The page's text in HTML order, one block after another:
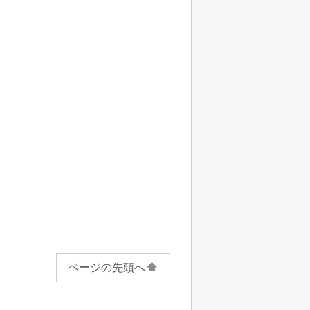
ページの先頭へ